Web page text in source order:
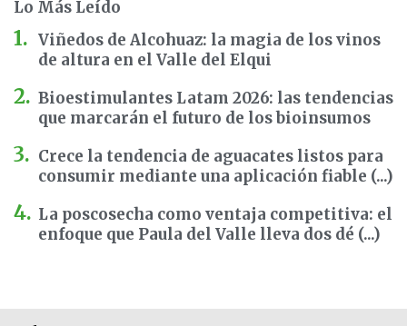
Lo Más Leído
Viñedos de Alcohuaz: la magia de los vinos
de altura en el Valle del Elqui
Bioestimulantes Latam 2026: las tendencias
que marcarán el futuro de los bioinsumos
Crece la tendencia de aguacates listos para
consumir mediante una aplicación fiable (...)
La poscosecha como ventaja competitiva: el
enfoque que Paula del Valle lleva dos dé (...)